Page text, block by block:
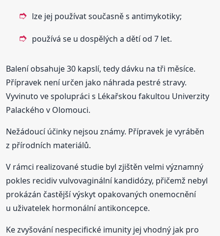
lze jej používat současně s antimykotiky;
používá se u dospělých a dětí od 7 let.
Balení obsahuje 30 kapslí, tedy dávku na tři měsíce.
Přípravek není určen jako náhrada pestré stravy.
Vyvinuto ve spolupráci s Lékařskou fakultou Univerzity
Palackého v Olomouci.
Nežádoucí účinky nejsou známy. Přípravek je vyráběn
z přírodních materiálů.
V rámci realizované studie byl zjištěn velmi významný
pokles recidiv vulvovaginální kandidózy, přičemž nebyl
prokázán častější výskyt opakovaných onemocnění
u uživatelek hormonální antikoncepce.
Ke zvyšování nespecifické imunity jej vhodný jak pro